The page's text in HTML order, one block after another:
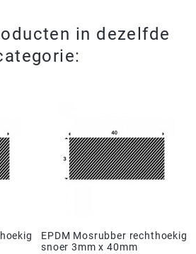
in dezelfde
EPDM Mosrubber rechthoekig
snoer 3mm x 40mm